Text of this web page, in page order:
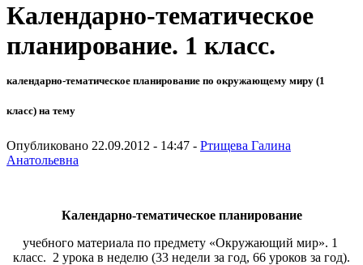
Календарно-тематическое
планирование. 1 класс.
календарно-тематическое планирование по окружающему миру (1
класс) на тему
Опубликовано 22.09.2012 - 14:47 - Ртищева Галина
Анатольевна
Календарно-тематическое планирование
учебного материала по предмету «Окружающий мир». 1
класс. 2 урока в неделю (33 недели за год, 66 уроков за год).